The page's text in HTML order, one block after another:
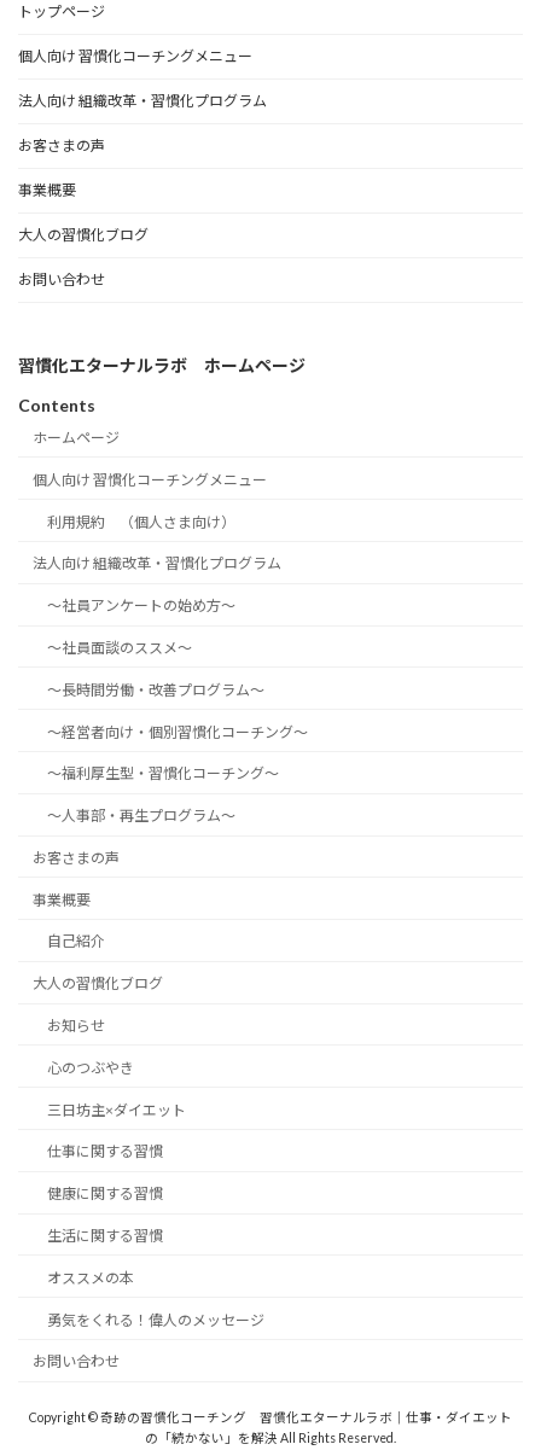
トップページ
個人向け 習慣化コーチングメニュー
法人向け 組織改革・習慣化プログラム
お客さまの声
事業概要
大人の習慣化ブログ
お問い合わせ
習慣化エターナルラボ ホームページ
Contents
ホームページ
個人向け 習慣化コーチングメニュー
利用規約 （個人さま向け）
法人向け 組織改革・習慣化プログラム
～社員アンケートの始め方～
～社員面談のススメ～
～長時間労働・改善プログラム～
～経営者向け・個別習慣化コーチング～
～福利厚生型・習慣化コーチング～
～人事部・再生プログラム～
お客さまの声
事業概要
自己紹介
大人の習慣化ブログ
お知らせ
心のつぶやき
三日坊主×ダイエット
仕事に関する習慣
健康に関する習慣
生活に関する習慣
オススメの本
勇気をくれる！偉人のメッセージ
お問い合わせ
Copyright © 奇跡の習慣化コーチング 習慣化エターナルラボ｜仕事・ダイエット
の「続かない」を解決 All Rights Reserved.